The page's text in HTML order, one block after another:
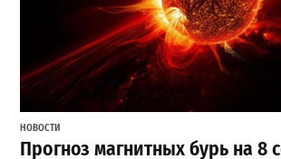
НОВОСТИ
Прогноз магнитных бурь на 8